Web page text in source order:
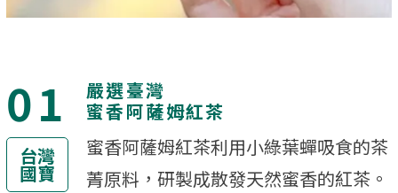
01
台灣
國寶
嚴選臺灣
蜜香阿薩姆紅茶
蜜香阿薩姆紅茶利用小綠葉蟬吸食的茶
菁原料，研製成散發天然蜜香的紅茶。